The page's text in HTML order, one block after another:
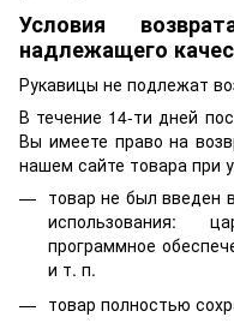
Условия
надлежащего
Рукавицы не подлежат
В течение 14-ти дней
Вы имеете право на
нашем сайте товара при
товар не был введен
использования:
программное
и т. п.
товар полностью